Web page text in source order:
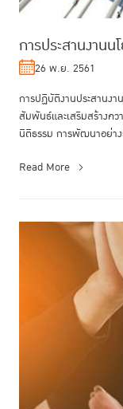
การประสานงานน
26 พ.ย. 2561
การปฏิบัติงานประสานง
สัมพันธ์และเสริมสร้างค
นิติธรรม การพัฒนาอย่า
Read More